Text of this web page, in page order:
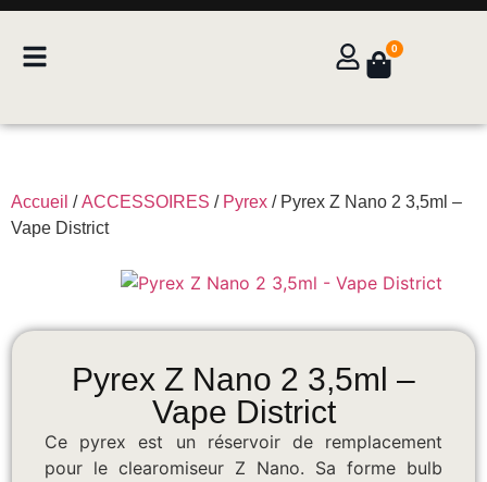
0
Accueil /ACCESSOIRES / Pyrex / Pyrex Z Nano 2 3,5ml –
Vape District
Pyrex Z Nano 2 3,5ml –
Vape District
Ce pyrex est un réservoir de remplacement
pour le clearomiseur Z Nano. Sa forme bulb